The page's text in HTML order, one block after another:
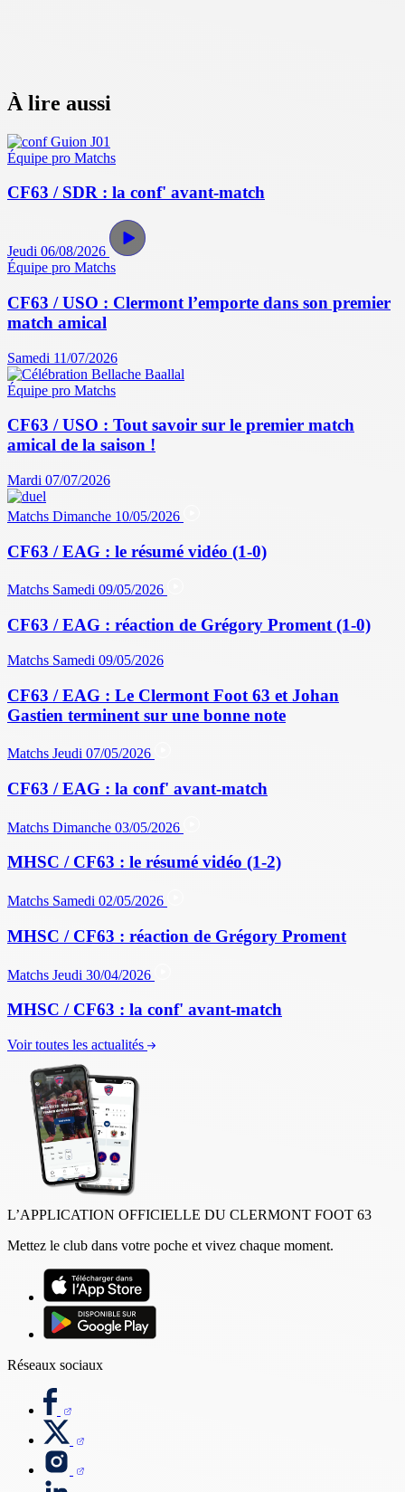
À lire aussi
Équipe pro Matchs
CF63 / SDR : la conf' avant-match
Jeudi 06/08/2026
Équipe pro Matchs
CF63 / USO : Clermont l’emporte dans son premier
match amical
Samedi 11/07/2026
Équipe pro Matchs
CF63 / USO : Tout savoir sur le premier match
amical de la saison !
Mardi 07/07/2026
Matchs Dimanche 10/05/2026
CF63 / EAG : le résumé vidéo (1-0)
Matchs Samedi 09/05/2026
CF63 / EAG : réaction de Grégory Proment (1-0)
Matchs Samedi 09/05/2026
CF63 / EAG : Le Clermont Foot 63 et Johan
Gastien terminent sur une bonne note
Matchs Jeudi 07/05/2026
CF63 / EAG : la conf' avant-match
Matchs Dimanche 03/05/2026
MHSC / CF63 : le résumé vidéo (1-2)
Matchs Samedi 02/05/2026
MHSC / CF63 : réaction de Grégory Proment
Matchs Jeudi 30/04/2026
MHSC / CF63 : la conf' avant-match
Voir toutes les actualités
L’APPLICATION OFFICIELLE DU CLERMONT FOOT 63
Mettez le club dans votre poche et vivez chaque moment.
Réseaux sociaux